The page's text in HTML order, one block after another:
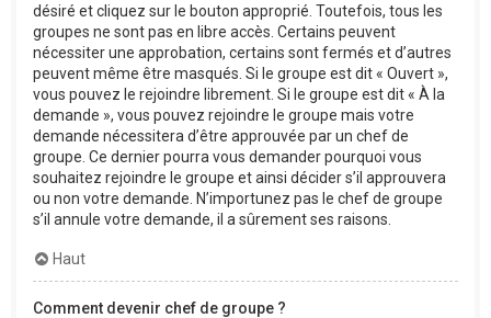
désiré et cliquez sur le bouton approprié. Toutefois, tous les
groupes ne sont pas en libre accès. Certains peuvent
nécessiter une approbation, certains sont fermés et d’autres
peuvent même être masqués. Si le groupe est dit « Ouvert »,
vous pouvez le rejoindre librement. Si le groupe est dit « À la
demande », vous pouvez rejoindre le groupe mais votre
demande nécessitera d’être approuvée par un chef de
groupe. Ce dernier pourra vous demander pourquoi vous
souhaitez rejoindre le groupe et ainsi décider s’il approuvera
ou non votre demande. N’importunez pas le chef de groupe
s’il annule votre demande, il a sûrement ses raisons.
Haut
Comment devenir chef de groupe ?